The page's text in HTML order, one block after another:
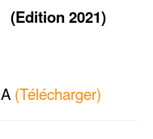
(Edition 2021)
(Télécharger)